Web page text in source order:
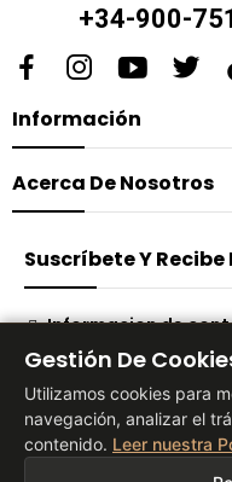
+34-900-
Información
Acerca De Nosotros
Suscríbete Y
Informacion de
® 2026 Vita Tienda
Gestión De
Utilizamos cookies para
navegación, analizar el
contenido. Leer nuestra